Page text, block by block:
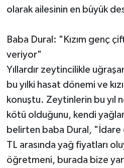
olarak ailesinin en büyük
Baba Dural: "Kızım genç
veriyor"
Yıllardır zeytincilikle
bu yılki hasat dönemi ve
konuştu. Zeytinlerin bu yıl
kötü olduğunu, kendi
belirten baba Dural,
TL arasında yağ fiyatları
öğretmeni, burada bize